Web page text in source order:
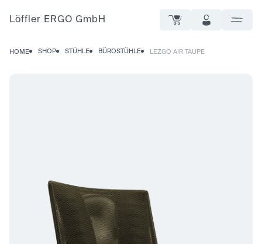
Löffler ERGO GmbH
HOME SHOP STÜHLE BÜROSTÜHLE LEZGO AIR TAUPE